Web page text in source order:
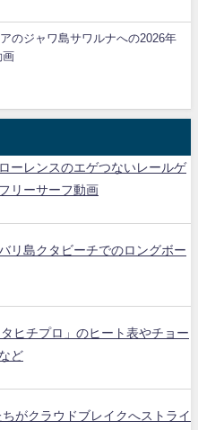
のジャワ島サワルナへの2026年
画
ーレンスのエゲつないレールゲ
リーサーフ動画
リ島クタビーチでのロングボー
ヒチプロ」のヒート表やチョー
ど
がクラウドブレイクへストライ